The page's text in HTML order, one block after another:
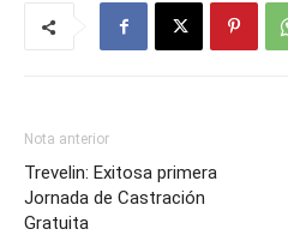
Nota anterior
Trevelin: Exitosa primera
Jornada de Castración
Gratuita